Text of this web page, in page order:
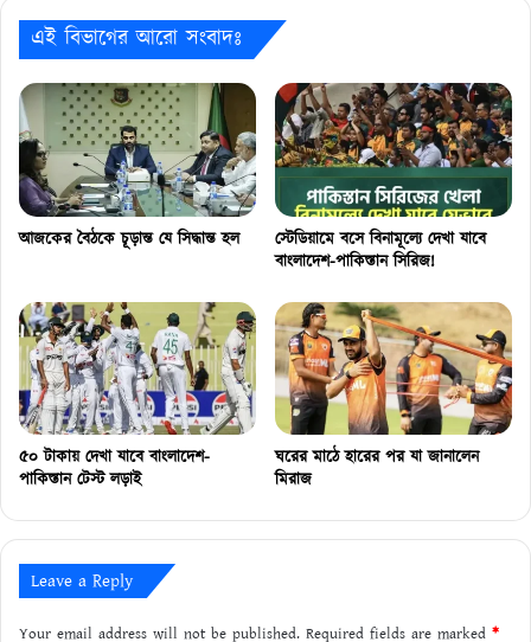
এই বিভাগের আরো সংবাদঃ
আজকের বৈঠকে চূড়ান্ত যে সিদ্ধান্ত হল
স্টেডিয়ামে বসে বিনামূল্যে দেখা যাবে
বাংলাদেশ-পাকিস্তান সিরিজ!
৫০ টাকায় দেখা যাবে বাংলাদেশ-
পাকিস্তান টেস্ট লড়াই
ঘরের মাঠে হারের পর যা জানালেন
মিরাজ
Leave a Reply
Your email address will not be published. Required fields are marked *